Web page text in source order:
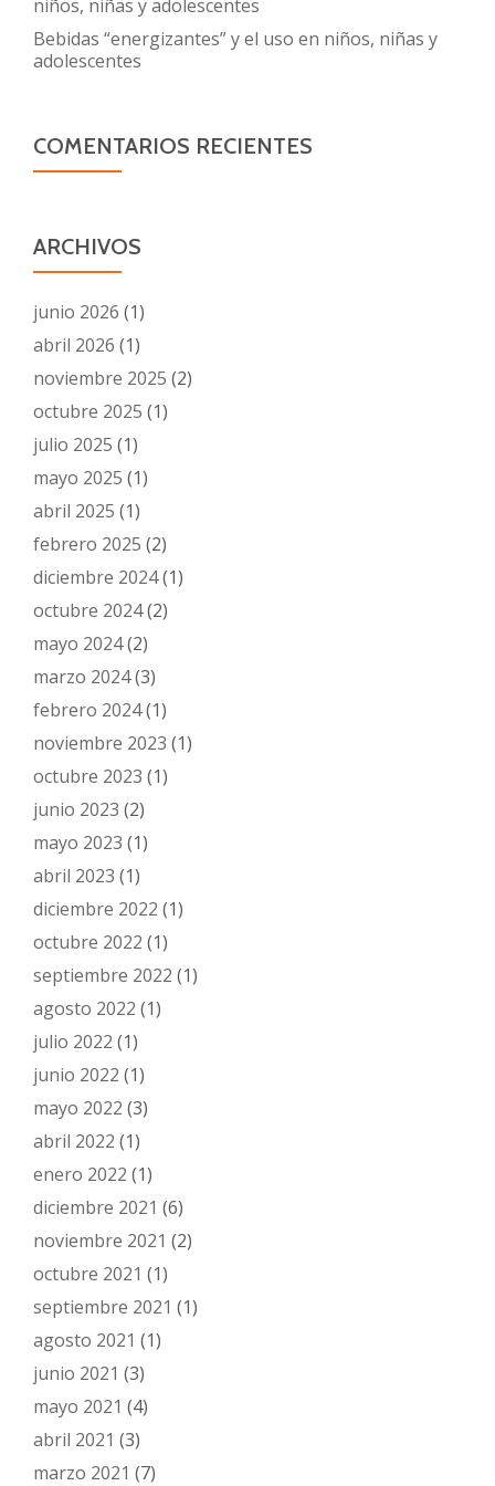
niños, niñas y adolescentes
Bebidas “energizantes” y el uso en niños, niñas y
adolescentes
COMENTARIOS RECIENTES
ARCHIVOS
junio 2026 (1)
abril 2026 (1)
noviembre 2025 (2)
octubre 2025 (1)
julio 2025 (1)
mayo 2025 (1)
abril 2025 (1)
febrero 2025 (2)
diciembre 2024(1)
octubre 2024(2)
mayo 2024(2)
marzo 2024(3)
febrero 2024(1)
noviembre 2023 (1)
octubre 2023 (1)
junio 2023 (2)
mayo 2023 (1)
abril 2023 (1)
diciembre 2022 (1)
octubre 2022 (1)
septiembre 2022 (1)
agosto 2022 (1)
julio 2022 (1)
junio 2022 (1)
mayo 2022 (3)
abril 2022 (1)
enero 2022 (1)
diciembre 2021 (6)
noviembre 2021 (2)
octubre 2021 (1)
septiembre 2021 (1)
agosto 2021 (1)
junio 2021 (3)
mayo 2021 (4)
abril 2021 (3)
marzo 2021 (7)